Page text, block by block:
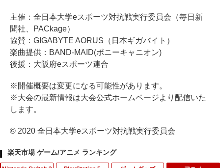
主催：全日本大学eスポーツ対抗戦実行委員会（毎日新
聞社、PACkage）
協賛：GIGABYTE AORUS（日本ギガバイト）
楽曲提供：BAND-MAID(ポニーキャニオン)
後援：大阪府eスポーツ連合
※開催概要は変更になる可能性があります。
※大会の最新情報は大会公式ホームページより配信いた
します。
© 2020 全日本大学eスポーツ対抗戦実行委員会
楽天市場 ゲーム/アニメ ランキング